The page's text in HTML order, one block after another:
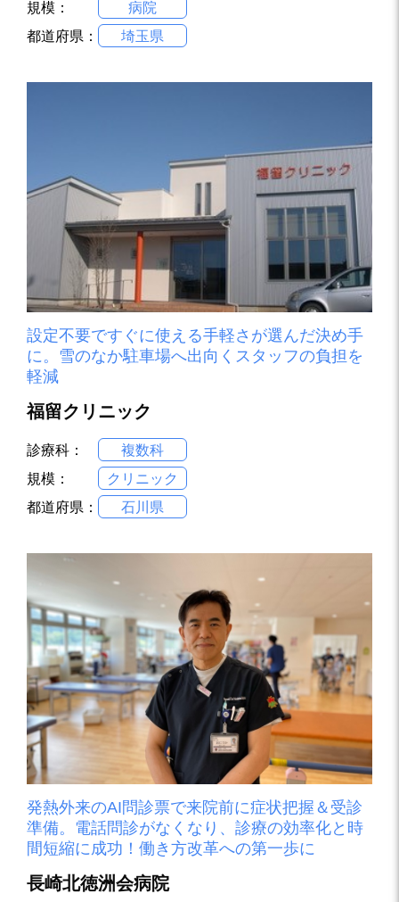
規模：
病院
都道府県：
埼玉県
設定不要ですぐに使える手軽さが選んだ決め手
に。雪のなか駐車場へ出向くスタッフの負担を
軽減
福留クリニック
診療科：
複数科
規模：
クリニック
都道府県：
石川県
発熱外来のAI問診票で来院前に症状把握＆受診
準備。電話問診がなくなり、診療の効率化と時
間短縮に成功！働き方改革への第一歩に
長崎北徳洲会病院